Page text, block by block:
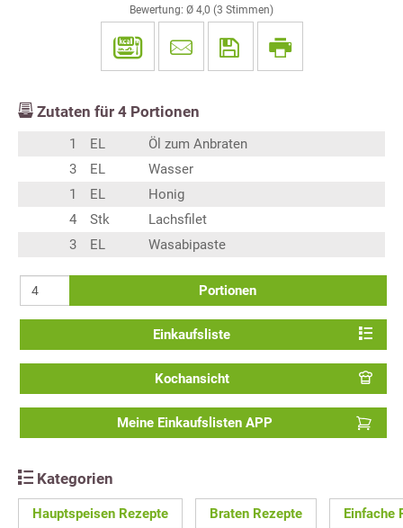
Bewertung: Ø 4,0 (3 Stimmen)
Zutaten für 4 Portionen
1 EL
Öl zum Anbraten
3
EL
Wasser
1
EL
Honig
4
Stk
Lachsfilet
3
EL Wasabipaste
Portionen
Einkaufsliste
Kochansicht
Meine Einkaufslisten APP
Kategorien
Hauptspeisen Rezepte Braten Rezepte Einfache